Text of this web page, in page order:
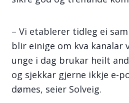
– Vi etablerer tidleg ei
blir einige om kva kanalar
unge i dag brukar heilt
og sjekkar gjerne ikkje e-
dømes, seier Solveig.